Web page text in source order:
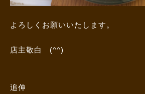
よろしくお願いいたします。
店主敬白 (^^)
追伸